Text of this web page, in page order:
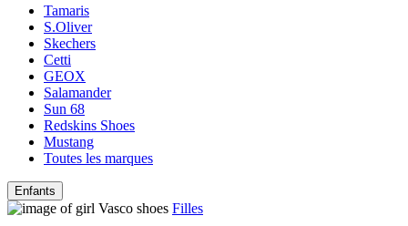
Tamaris
S.Oliver
Skechers
Cetti
GEOX
Salamander
Sun 68
Redskins Shoes
Mustang
Toutes les marques
Enfants
Filles